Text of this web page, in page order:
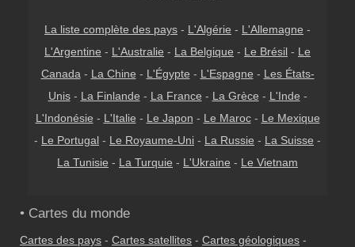
La liste complète des pays - L'Algérie - L'Allemagne -
L'Argentine - L'Australie - La Belgique - Le Brésil - Le
Canada - La Chine - L'Égypte - L'Espagne - Les États-
Unis- La Finlande - La France - La Grèce - L'Inde -
L'Indonésie - L'Italie - Le Japon - Le Maroc- Le Mexique
- Le Portugal - Le Royaume-Uni - La Russie - La Suisse -
La Tunisie - La Turquie - L'Ukraine - Le Vietnam
• Cartes du monde
Cartes des pays - Cartes satellites - Cartes géologiques -